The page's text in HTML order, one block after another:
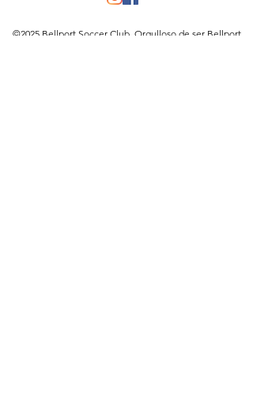
©2025 Bellport Soccer Club. Orgulloso de ser Bellport